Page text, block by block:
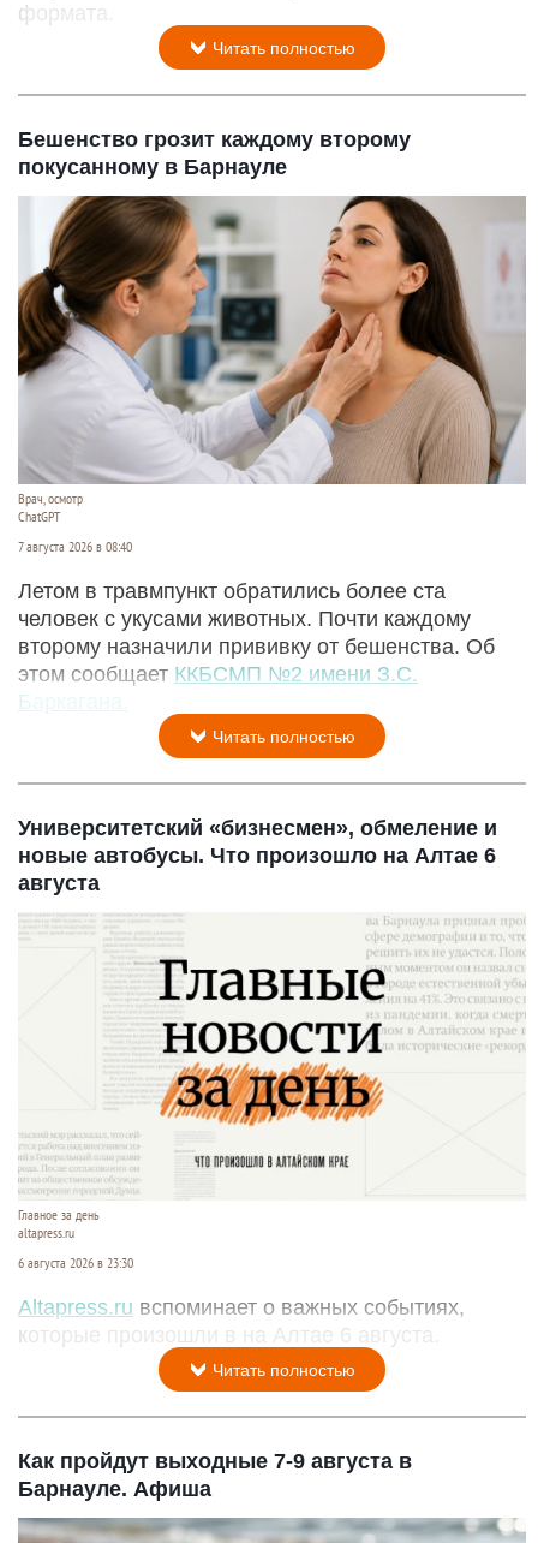
формата.
Читать полностью
Бешенство грозит каждому второму
покусанному в Барнауле
Врач, осмотр
ChatGPT
7 августа 2026 в 08:40
Летом в травмпункт обратились более ста
человек с укусами животных. Почти каждому
второму назначили прививку от бешенства. Об
этом сообщает ККБСМП №2 имени З.С.
Баркагана.
Читать полностью
Университетский «бизнесмен», обмеление и
новые автобусы. Что произошло на Алтае 6
августа
Главное за день
altapress.ru
6 августа 2026 в 23:30
Altapress.ru вспоминает о важных событиях,
которые произошли в на Алтае 6 августа.
Читать полностью
Как пройдут выходные 7-9 августа в
Барнауле. Афиша